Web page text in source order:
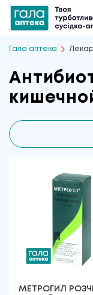
Гала аптека
МЕТРОГИЛ